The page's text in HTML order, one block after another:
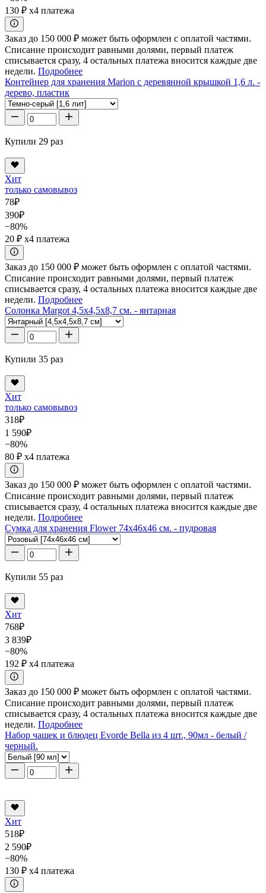
130 ₽ x4 платежа
Заказ до 150 000 ₽ может быть оформлен с оплатой частями.
Списание происходит равными долями, первый платеж
списывается сразу, 4 остальных платежа вносится каждые две
недели. Подробнее
Контейнер для хранения Marion с деревянной крышкой 1,6 л. -
дерево, пластик
Купили 29 раз
Хит
только самовывоз
78₽
390₽
−80%
20 ₽ x4 платежа
Заказ до 150 000 ₽ может быть оформлен с оплатой частями.
Списание происходит равными долями, первый платеж
списывается сразу, 4 остальных платежа вносится каждые две
недели. Подробнее
Солонка Margot 4,5x4,5x8,7 см. - янтарная
Купили 35 раз
Хит
только самовывоз
318₽
1 590₽
−80%
80 ₽ x4 платежа
Заказ до 150 000 ₽ может быть оформлен с оплатой частями.
Списание происходит равными долями, первый платеж
списывается сразу, 4 остальных платежа вносится каждые две
недели. Подробнее
Сумка для хранения Flower 74x46x46 см. - пудровая
Купили 55 раз
Хит
768₽
3 839₽
−80%
192 ₽ x4 платежа
Заказ до 150 000 ₽ может быть оформлен с оплатой частями.
Списание происходит равными долями, первый платеж
списывается сразу, 4 остальных платежа вносится каждые две
недели. Подробнее
Набор чашек и блюдец Evorde Bella из 4 шт., 90мл - белый /
черный.
Хит
518₽
2 590₽
−80%
130 ₽ x4 платежа